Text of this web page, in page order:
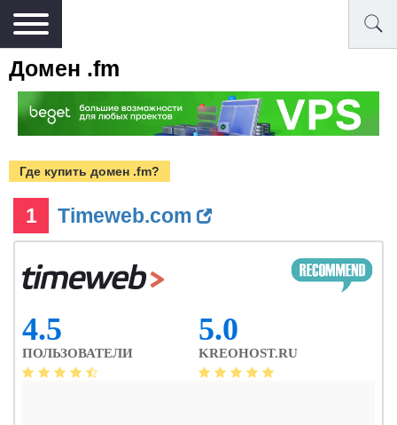
Домен .fm
Где купить домен .fm?
1 Timeweb.com
4.5
ПОЛЬЗОВАТЕЛИ
5.0
KREOHOST.RU